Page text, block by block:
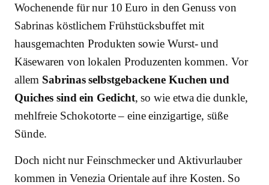
Wochenende für nur 10 Euro in den Genuss von
Sabrinas köstlichem Frühstücksbuffet mit
hausgemachten Produkten sowie Wurst- und
Käsewaren von lokalen Produzenten kommen. Vor
allem Sabrinas selbstgebackene Kuchen und
Quiches sind ein Gedicht, so wie etwa die dunkle,
mehlfreie Schokotorte – eine einzigartige, süße
Sünde.
Doch nicht nur Feinschmecker und Aktivurlauber
kommen in Venezia Orientale auf ihre Kosten. So